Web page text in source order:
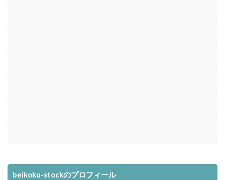
beikoku-stockのプロフィール